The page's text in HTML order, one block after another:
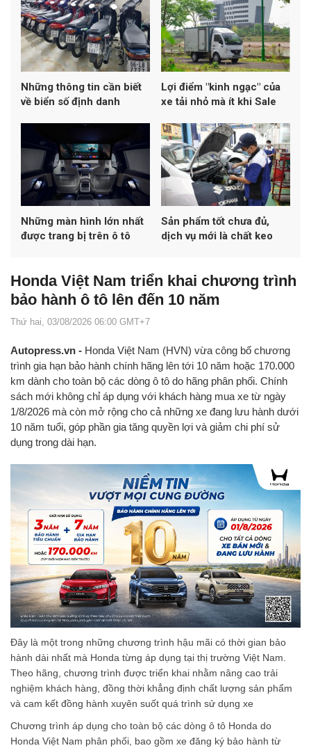
Những thông tin cần biết
về biển số định danh
Lợi điểm "kinh ngạc" của
xe tải nhỏ mà ít khi Sale
Những màn hình lớn nhất
được trang bị trên ô tô
Sản phẩm tốt chưa đủ,
dịch vụ mới là chất keo
Honda Việt Nam triển khai chương trình
bảo hành ô tô lên đến 10 năm
Thứ hai, 03/08/2026 06:00 GMT+7
Autopress.vn - Honda Việt Nam (HVN) vừa công bố chương
trình gia hạn bảo hành chính hãng lên tới 10 năm hoặc 170.000
km dành cho toàn bộ các dòng ô tô do hãng phân phối. Chính
sách mới không chỉ áp dụng với khách hàng mua xe từ ngày
1/8/2026 mà còn mở rộng cho cả những xe đang lưu hành dưới
10 năm tuổi, góp phần gia tăng quyền lợi và giảm chi phí sử
dụng trong dài hạn.
Đây là một trong những chương trình hậu mãi có thời gian bảo
hành dài nhất mà Honda từng áp dụng tại thị trường Việt Nam.
Theo hãng, chương trình được triển khai nhằm nâng cao trải
nghiệm khách hàng, đồng thời khẳng định chất lượng sản phẩm
và cam kết đồng hành xuyên suốt quá trình sử dụng xe
Chương trình áp dụng cho toàn bộ các dòng ô tô Honda do
Honda Việt Nam phân phối, bao gồm xe đăng ký bảo hành từ